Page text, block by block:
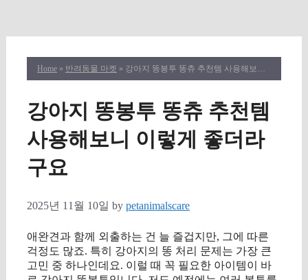
Home » 반려동물 마켓 » 강아지 똥봉투 똥츄 추천템 사용해보니 이렇게 좋더라구요
강아지 똥봉투 똥츄 추천템
사용해보니 이렇게 좋더라
구요
2025년 11월 10일 by petanimalscare
애완견과 함께 외출하는 건 늘 즐겁지만, 그에 따른
걱정도 많죠. 특히 강아지의 똥 처리 문제는 가장 큰
고민 중 하나인데요. 이럴 때 꼭 필요한 아이템이 바